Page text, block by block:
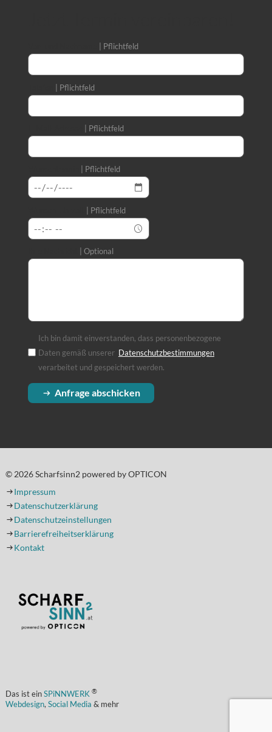
Pflichtfeld
Pflichtfeld
Pflichtfeld
Pflichtfeld
Pflichtfeld
Optional
Ich bin damit einverstanden, dass personenbezogene
Daten gemäß unserer Datenschutzbestimmungen(Öffnet in einem
verarbeitet und gespeichert werden.
Anfrage abschicken
© 2026 Scharfsinn2 powered by OPTICON
Impressum
Datenschutzerklärung
Datenschutzeinstellungen
Barrierefreiheitserklärung
Kontakt
Das ist ein SPiNNWERK ®
Webdesign, Social Media & mehr